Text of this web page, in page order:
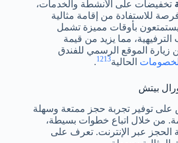
تخفيضات على الأنشطة والخدمات،
للاستفادة من إقامة مثالية
يستمتعون بأوقات مميزة تشمل
الترفيهية، مما يزيد من قيمة
زيارة الموقع الرسمي للفندق
الحالية 1213
.
بيتش
توفير تجربة حجز ممتعة وسهلة
من خلال اتباع خطوات بسيطة،
الحجز عبر الإنترنت. تعرف على